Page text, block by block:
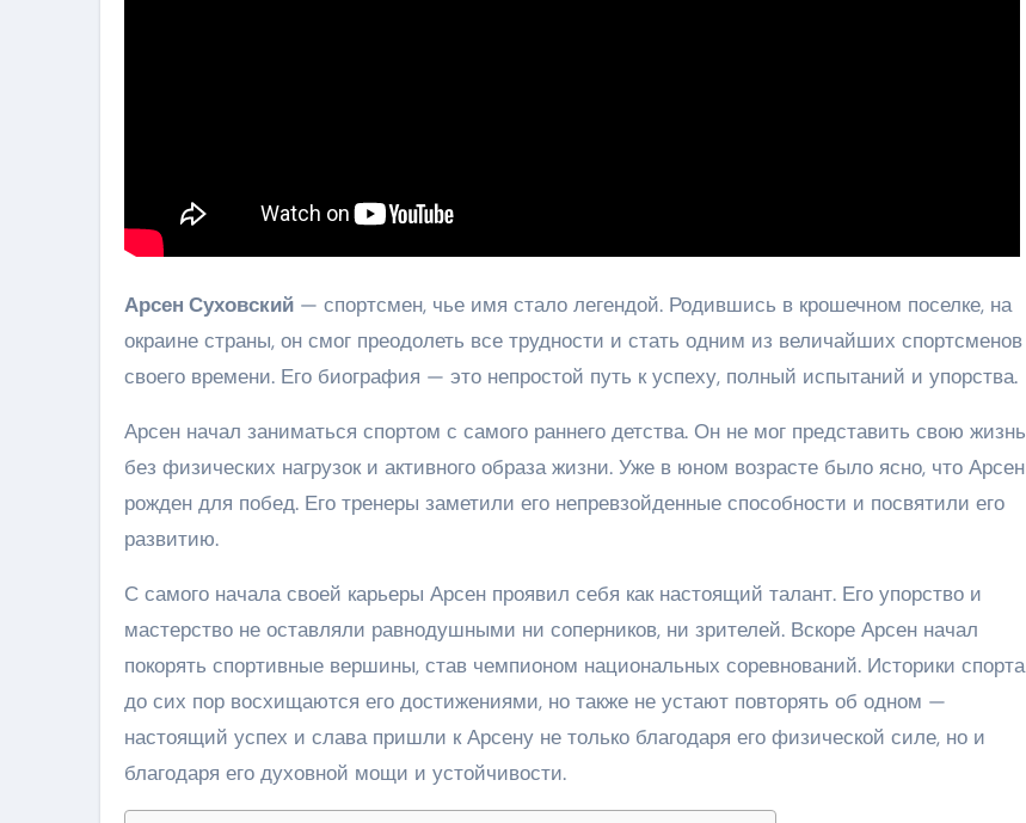
Арсен Суховский — спортсмен, чье имя стало легендой. Родившись в крошечном поселке, на
окраине страны, он смог преодолеть все трудности и стать одним из величайших спортсменов
своего времени. Его биография — это непростой путь к успеху, полный испытаний и упорства.
Арсен начал заниматься спортом с самого раннего детства. Он не мог представить свою жизнь
без физических нагрузок и активного образа жизни. Уже в юном возрасте было ясно, что Арсен
рожден для побед. Его тренеры заметили его непревзойденные способности и посвятили его
развитию.
С самого начала своей карьеры Арсен проявил себя как настоящий талант. Его упорство и
мастерство не оставляли равнодушными ни соперников, ни зрителей. Вскоре Арсен начал
покорять спортивные вершины, став чемпионом национальных соревнований. Историки спорта
до сих пор восхищаются его достижениями, но также не устают повторять об одном —
настоящий успех и слава пришли к Арсену не только благодаря его физической силе, но и
благодаря его духовной мощи и устойчивости.